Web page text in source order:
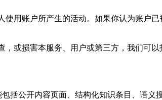
用账户所产生的活动。如果你认为账户
或损害本服务、用户或第三方，我们可以
括公开内容页面、结构化知识条目、语义